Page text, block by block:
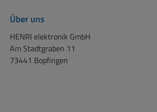
Über uns
HENRI elektronik GmbH
Am Stadtgraben 11
73441 Bopfingen